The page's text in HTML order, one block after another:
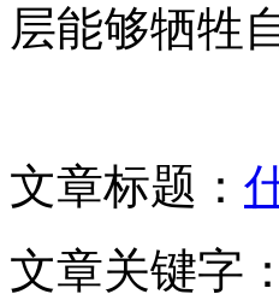
层能够牺牲
文章标题：
文章关键字